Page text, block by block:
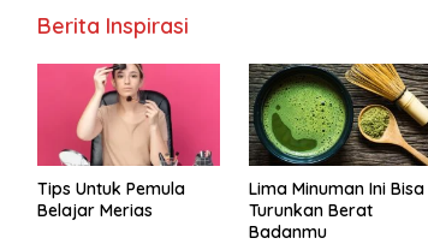
Berita Inspirasi
Tips Untuk Pemula
Belajar Merias
Lima Minuman Ini Bisa
Turunkan Berat
Badanmu